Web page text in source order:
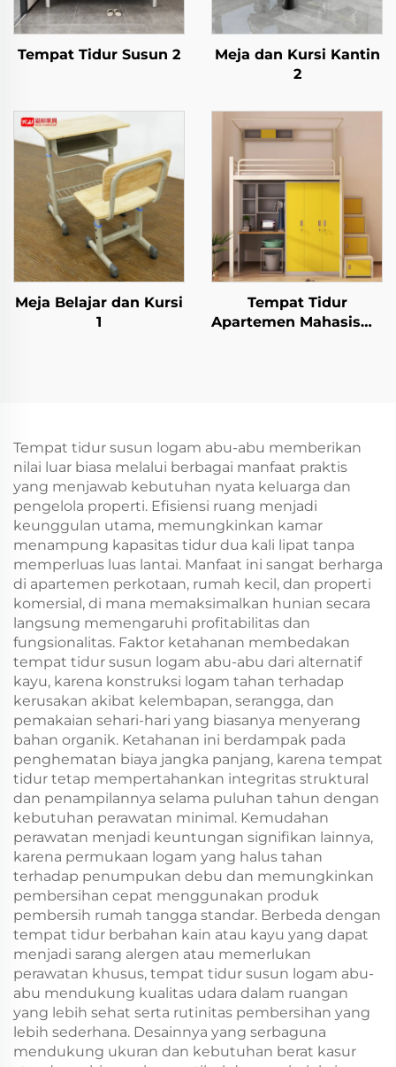
Tempat Tidur Susun 2
Meja dan Kursi Kantin
2
Meja Belajar dan Kursi
1
Tempat Tidur
Apartemen Mahasiswa
Tempat tidur susun logam abu-abu memberikan
nilai luar biasa melalui berbagai manfaat praktis
yang menjawab kebutuhan nyata keluarga dan
pengelola properti. Efisiensi ruang menjadi
keunggulan utama, memungkinkan kamar
menampung kapasitas tidur dua kali lipat tanpa
memperluas luas lantai. Manfaat ini sangat berharga
di apartemen perkotaan, rumah kecil, dan properti
komersial, di mana memaksimalkan hunian secara
langsung memengaruhi profitabilitas dan
fungsionalitas. Faktor ketahanan membedakan
tempat tidur susun logam abu-abu dari alternatif
kayu, karena konstruksi logam tahan terhadap
kerusakan akibat kelembapan, serangga, dan
pemakaian sehari-hari yang biasanya menyerang
bahan organik. Ketahanan ini berdampak pada
penghematan biaya jangka panjang, karena tempat
tidur tetap mempertahankan integritas struktural
dan penampilannya selama puluhan tahun dengan
kebutuhan perawatan minimal. Kemudahan
perawatan menjadi keuntungan signifikan lainnya,
karena permukaan logam yang halus tahan
terhadap penumpukan debu dan memungkinkan
pembersihan cepat menggunakan produk
pembersih rumah tangga standar. Berbeda dengan
tempat tidur berbahan kain atau kayu yang dapat
menjadi sarang alergen atau memerlukan
perawatan khusus, tempat tidur susun logam abu-
abu mendukung kualitas udara dalam ruangan
yang lebih sehat serta rutinitas pembersihan yang
lebih sederhana. Desainnya yang serbaguna
mendukung ukuran dan kebutuhan berat kasur